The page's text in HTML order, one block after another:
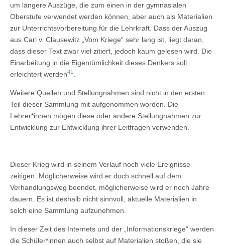
um längere Auszüge, die zum einen in der gymnasialen
Oberstufe verwendet werden können, aber auch als Materialien
zur Unterrichtsvorbereitung für die Lehrkraft. Dass der Auszug
aus Carl v. Clausewitz „Vom Kriege“ sehr lang ist, liegt daran,
dass dieser Text zwar viel zitiert, jedoch kaum gelesen wird. Die
Einarbeitung in die Eigentümlichkeit dieses Denkers soll
erleichtert werden41
Weitere Quellen und Stellungnahmen sind nicht in den ersten
Teil dieser Sammlung mit aufgenommen worden. Die
Lehrer*innen mögen diese oder andere Stellungnahmen zur
Entwicklung zur Entwicklung ihrer Leitfragen verwenden.
Dieser Krieg wird in seinem Verlauf noch viele Ereignisse
zeitigen. Möglicherweise wird er doch schnell auf dem
Verhandlungsweg beendet, möglicherweise wird er noch Jahre
dauern. Es ist deshalb nicht sinnvoll, aktuelle Materialien in
solch eine Sammlung aufzunehmen.
In dieser Zeit des Internets und der „Informationskriege“ werden
die Schüler*innen auch selbst auf Materialien stoßen, die sie